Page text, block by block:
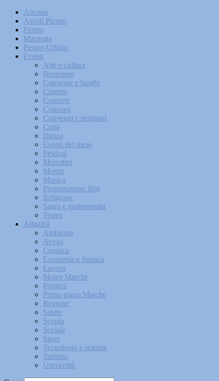
Ancona
Ascoli Piceno
Fermo
Macerata
Pesaro-Urbino
Eventi
Arte e cultura
Benessere
Categorie e luoghi
Cinema
Concerti
Concorsi
Convegni e seminari
Corsi
Danza
Eventi del mese
Festival
Mercatini
Mostre
Musica
Presentazione libri
Religione
Sagra e gastronomia
Teatro
Attualità
Ambiente
Avvisi
Cronaca
Economia e finanza
Lavoro
Meteo Marche
Politica
Primo piano Marche
Regione
Salute
Scuola
Sociale
Sport
Tecnologia e scienze
Turismo
Università